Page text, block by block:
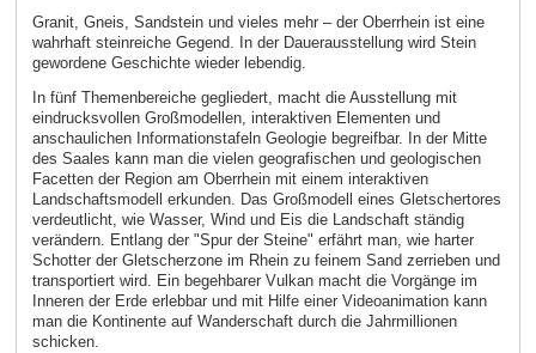
Granit, Gneis, Sandstein und vieles mehr – der Oberrhein ist eine
wahrhaft steinreiche Gegend. In der Dauerausstellung wird Stein
gewordene Geschichte wieder lebendig.
In fünf Themenbereiche gegliedert, macht die Ausstellung mit
eindrucksvollen Großmodellen, interaktiven Elementen und
anschaulichen Informationstafeln Geologie begreifbar. In der Mitte
des Saales kann man die vielen geografischen und geologischen
Facetten der Region am Oberrhein mit einem interaktiven
Landschaftsmodell erkunden. Das Großmodell eines Gletschertores
verdeutlicht, wie Wasser, Wind und Eis die Landschaft ständig
verändern. Entlang der "Spur der Steine" erfährt man, wie harter
Schotter der Gletscherzone im Rhein zu feinem Sand zerrieben und
transportiert wird. Ein begehbarer Vulkan macht die Vorgänge im
Inneren der Erde erlebbar und mit Hilfe einer Videoanimation kann
man die Kontinente auf Wanderschaft durch die Jahrmillionen
schicken.